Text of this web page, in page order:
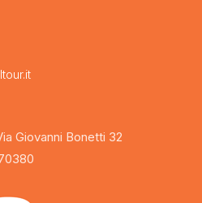
Giovanni Bonetti 32